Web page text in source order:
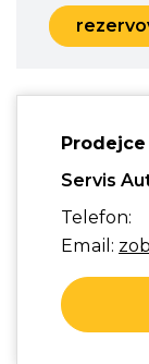
Prodejce
Servis
Telefon:
Email: